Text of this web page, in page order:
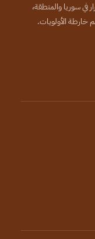
سوريا والمنطقة،
خارطة الأولويات.